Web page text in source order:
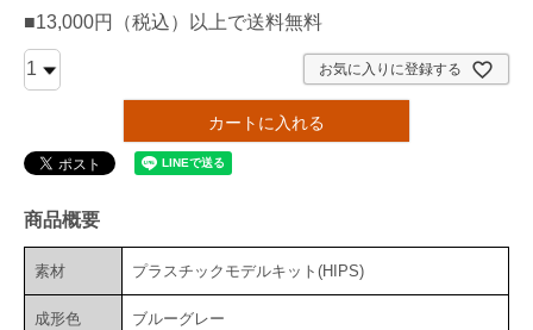
■13,000円（税込）以上で送料無料
お気に入りに登録する
カートに入れる
商品概要
素材 プラスチックモデルキット(HIPS)
成形色 ブルーグレー